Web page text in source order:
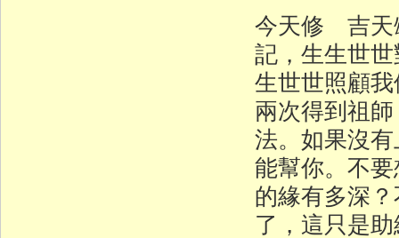
今天修 吉天
記，生生世
生世世照顧
兩次得到祖
法。如果沒
能幫你。不
的緣有多深
了，這只是